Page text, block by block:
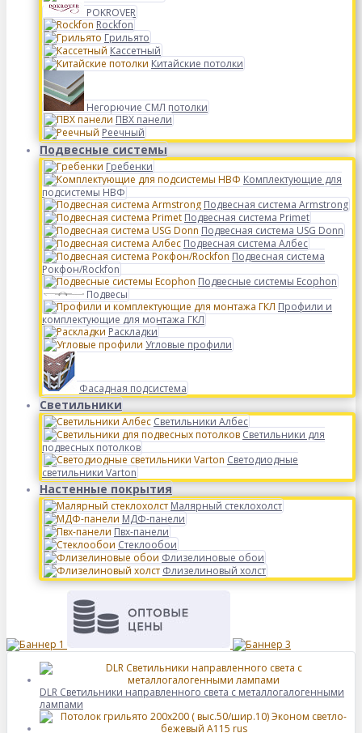
POKROVER
Rockfon
Грильято
Кассетный
Китайские потолки
Негорючие СМЛ потолки
ПВХ панели
Реечный
Подвесные системы
Гребенки
Комплектующие для
подсистемы НВФ
Подвесная система Armstrong
Подвесная система Primet
Подвесная система USG Donn
Подвесная система Албес
Подвесная система
Рокфон/Rockfon
Подвесные системы Ecophon
Подвесы
Профили и
комплектующие для монтажа ГКЛ
Раскладки
Угловые профили
Фасадная подсистема
Светильники
Светильники Албес
Светильники для
подвесных потолков
Светодиодные
светильники Varton
Настенные покрытия
Малярный стеклохолст
МДФ-панели
Пвх-панели
Стеклообои
Флизелиновые обои
Флизелиновый холст
DLR Светильники направленного света с металлогалогенными
лампами